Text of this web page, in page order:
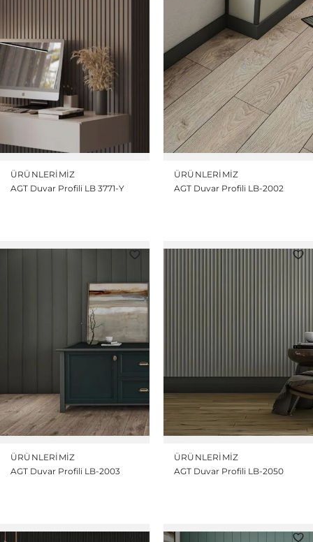
ÜRÜNLERIMIZ
AGT Duvar Profili LB 3771-Y
ÜRÜNLERIMIZ
AGT Duvar Profili LB-2002
ÜRÜNLERIMIZ
AGT Duvar Profili LB-2003
ÜRÜNLERIMIZ
AGT Duvar Profili LB-2050